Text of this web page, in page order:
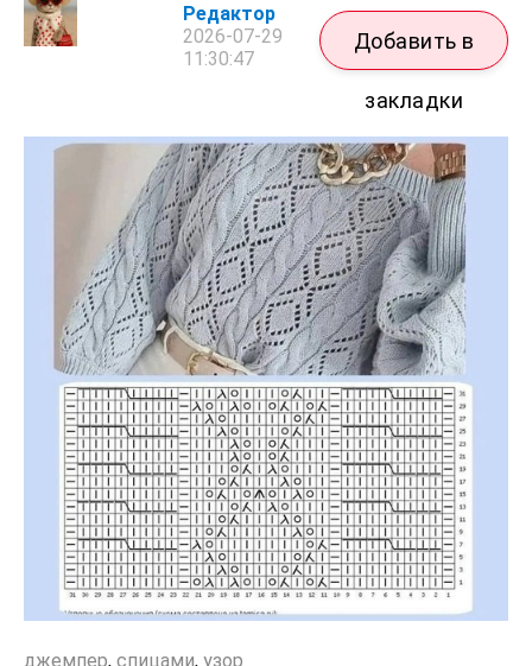
Редактор
2026-07-29
11:30:47
Добавить в
закладки
джемпер, спицами, узор